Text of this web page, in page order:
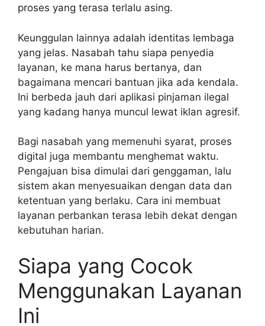
proses yang terasa terlalu asing.
Keunggulan lainnya adalah identitas lembaga
yang jelas. Nasabah tahu siapa penyedia
layanan, ke mana harus bertanya, dan
bagaimana mencari bantuan jika ada kendala.
Ini berbeda jauh dari aplikasi pinjaman ilegal
yang kadang hanya muncul lewat iklan agresif.
Bagi nasabah yang memenuhi syarat, proses
digital juga membantu menghemat waktu.
Pengajuan bisa dimulai dari genggaman, lalu
sistem akan menyesuaikan dengan data dan
ketentuan yang berlaku. Cara ini membuat
layanan perbankan terasa lebih dekat dengan
kebutuhan harian.
Siapa yang Cocok
Menggunakan Layanan
Ini